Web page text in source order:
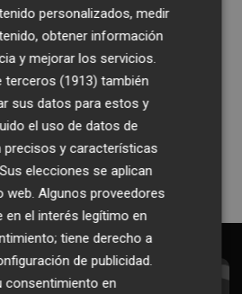
la actualidad de
en tu correo
suscribirme
personalizados, medir
obtener información
y mejorar los servicios.
terceros (1913) también
sus datos para estos y
el uso de datos de
precisos y características
elecciones se aplican
web. Algunos proveedores
en el interés legítimo en
tiene derecho a
de publicidad.
consentimiento en